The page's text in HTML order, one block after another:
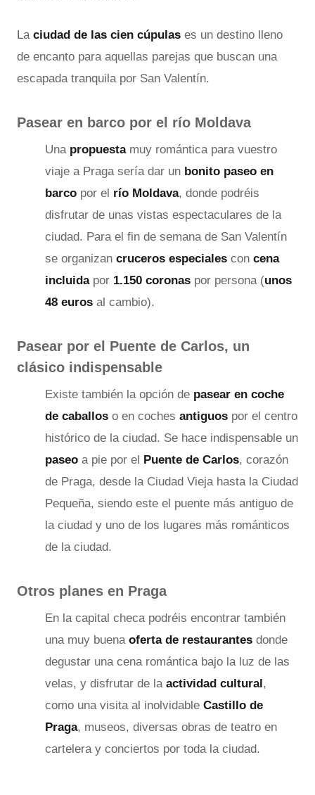
La ciudad de las cien cúpulas es un destino lleno
de encanto para aquellas parejas que buscan una
escapada tranquila por San Valentín.
Pasear en barco por el río Moldava
Una propuesta muy romántica para vuestro
viaje a Praga sería dar un bonito paseo en
barco por el río Moldava, donde podréis
disfrutar de unas vistas espectaculares de la
ciudad. Para el fin de semana de San Valentín
se organizan cruceros especiales con cena
incluidapor 1.150 coronas por persona (unos
48 euros al cambio).
Pasear por el Puente de Carlos, un
clásico indispensable
Existe también la opción de pasear en coche
de caballos o en coches antiguos por el centro
histórico de la ciudad. Se hace indispensable un
paseo a pie por el Puente de Carlos, corazón
de Praga, desde la Ciudad Vieja hasta la Ciudad
Pequeña, siendo este el puente más antiguo de
la ciudad y uno de los lugares más románticos
de la ciudad.
Otros planes en Praga
En la capital checa podréis encontrar también
una muy buena oferta de restaurantes donde
degustar una cena romántica bajo la luz de las
velas, y disfrutar de la actividad cultural,
como una visita al inolvidable Castillo de
Praga, museos, diversas obras de teatro en
cartelera y conciertos por toda la ciudad.